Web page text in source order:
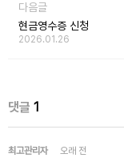
다음글
현금영수증 신청
2026.01.26
댓글 1
최고관리자 오래 전